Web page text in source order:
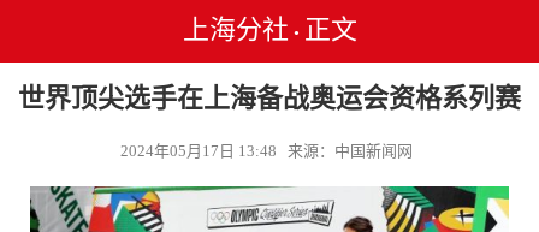
上海分社 • 正文
世界顶尖选手在上海备战奥运会资格系列赛
2024年05月17日 13:48 来源：中国新闻网